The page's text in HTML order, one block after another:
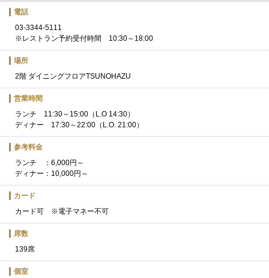
電話
03-3344-5111
※レストラン予約受付時間 10:30～18:00
場所
2階 ダイニングフロアTSUNOHAZU
営業時間
ランチ 11:30～15:00（L.O 14:30）
ディナー 17:30～22:00（L.O. 21:00）
参考料金
ランチ ：6,000円～
ディナー：10,000円～
カード
カード可 ※電子マネー不可
席数
139席
個室